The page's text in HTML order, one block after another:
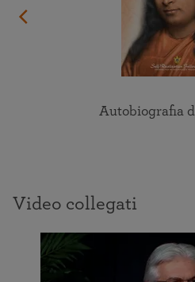
Autobiografia
Video collegati